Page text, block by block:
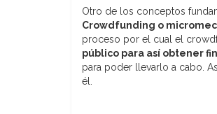
Otro de los conceptos
Crowdfunding o
proceso por el cual el
público para así obtener
para poder llevarlo a cabo.
él.